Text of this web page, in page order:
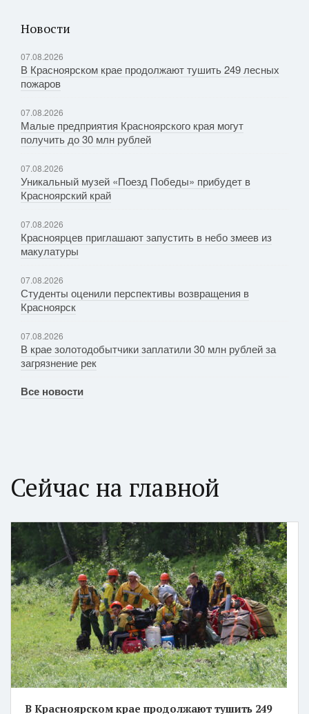
Новости
07.08.2026
В Красноярском крае продолжают тушить 249 лесных
пожаров
07.08.2026
Малые предприятия Красноярского края могут
получить до 30 млн рублей
07.08.2026
Уникальный музей «Поезд Победы» прибудет в
Красноярский край
07.08.2026
Красноярцев приглашают запустить в небо змеев из
макулатуры
07.08.2026
Студенты оценили перспективы возвращения в
Красноярск
07.08.2026
В крае золотодобытчики заплатили 30 млн рублей за
загрязнение рек
Все новости
Сейчас на главной
В Красноярском крае продолжают тушить 249